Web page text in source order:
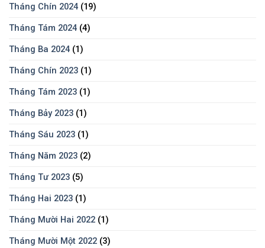
Tháng Chín 2024 (19)
Tháng Tám 2024 (4)
Tháng Ba 2024 (1)
Tháng Chín 2023 (1)
Tháng Tám 2023 (1)
Tháng Bảy 2023 (1)
Tháng Sáu 2023 (1)
Tháng Năm 2023 (2)
Tháng Tư 2023 (5)
Tháng Hai 2023 (1)
Tháng Mười Hai 2022 (1)
Tháng Mười Một 2022 (3)